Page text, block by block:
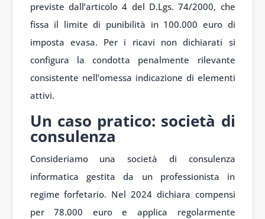
previste dall’articolo 4 del D.Lgs. 74/2000, che
fissa il limite di punibilità in 100.000 euro di
imposta evasa. Per i ricavi non dichiarati si
configura la condotta penalmente rilevante
consistente nell’omessa indicazione di elementi
attivi.
Un caso pratico: società di
consulenza
Consideriamo una società di consulenza
informatica gestita da un professionista in
regime forfetario. Nel 2024 dichiara compensi
per 78.000 euro e applica regolarmente